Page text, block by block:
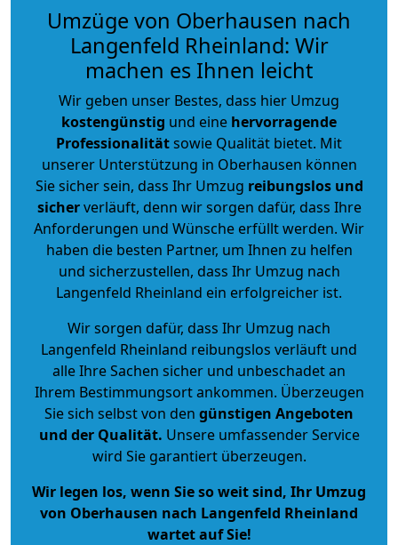
Umzüge von Oberhausen nach
Langenfeld Rheinland: Wir
machen es Ihnen leicht
Wir geben unser Bestes, dass hier Umzug
kostengünstig und eine hervorragende
Professionalitätsowie Qualität bietet. Mit
unserer Unterstützung in Oberhausen können
Sie sicher sein, dass Ihr Umzug reibungslos und
sicherverläuft, denn wir sorgen dafür, dass Ihre
Anforderungen und Wünsche erfüllt werden. Wir
haben die besten Partner, um Ihnen zu helfen
und sicherzustellen, dass Ihr Umzug nach
Langenfeld Rheinland ein erfolgreicher ist.
Wir sorgen dafür, dass Ihr Umzug nach
Langenfeld Rheinland reibungslos verläuft und
alle Ihre Sachen sicher und unbeschadet an
Ihrem Bestimmungsort ankommen. Überzeugen
Sie sich selbst von den günstigen Angeboten
und der Qualität. Unsere umfassender Service
wird Sie garantiert überzeugen.
Wir legen los, wenn Sie so weit sind, Ihr Umzug
von Oberhausen nach Langenfeld Rheinland
wartet auf Sie!